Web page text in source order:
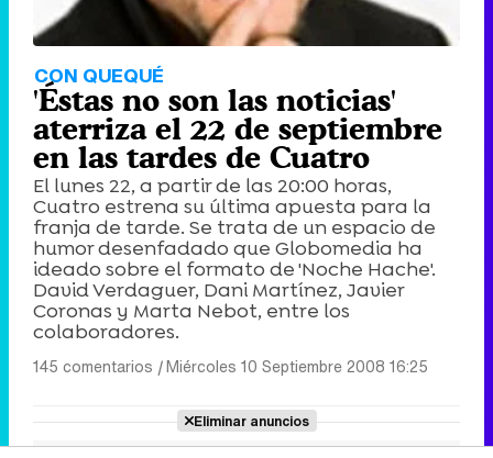
CON QUEQUÉ
'Éstas no son las noticias'
aterriza el 22 de septiembre
en las tardes de Cuatro
El lunes 22, a partir de las 20:00 horas,
Cuatro estrena su última apuesta para la
franja de tarde. Se trata de un espacio de
humor desenfadado que Globomedia ha
ideado sobre el formato de 'Noche Hache'.
David Verdaguer, Dani Martínez, Javier
Coronas y Marta Nebot, entre los
colaboradores.
145 comentarios |Miércoles 10 Septiembre 2008 16:25
Eliminar anuncios